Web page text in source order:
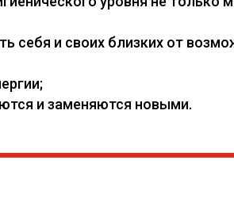
себя и своих близких от
и заменяются новыми.